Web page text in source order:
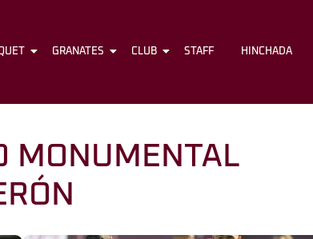
FÚTBOL BÁSQUET GRANATES CLUB STAFF
GRANATES CLUB STAFF HINCHADA
MONUMENTAL